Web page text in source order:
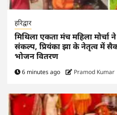
हरिद्वार
मिथिला एकता मंच महिला मोर्चा
संकल्प, प्रियंका झा के नेतृत्व में
भोजन वितरण
6 minutes ago Pramod Kumar